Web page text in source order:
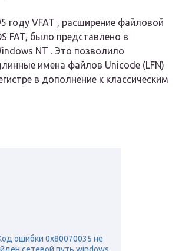
году VFAT , расширение файловой
FAT, было представлено в
NT . Это позволило
имена файлов Unicode (LFN)
в дополнение к классическим
ошибки 0x80070035 не